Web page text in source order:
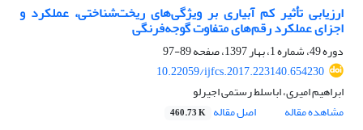
ارزیابی تأثیر کم آبیاری بر ویژگی‌های ریخت‌شناختی، عملکرد و
اجزای عملکرد رقم‌های متفاوت گوجه‌فرنگی
دوره 49، شماره 1، بهار 1397، صفحه
89-97
10.22059/ijfcs.2017.223140.654230
ابراهیم امیری، اباسلط رستمی اجیرلو
مشاهده مقاله
اصل مقاله 460.73 K